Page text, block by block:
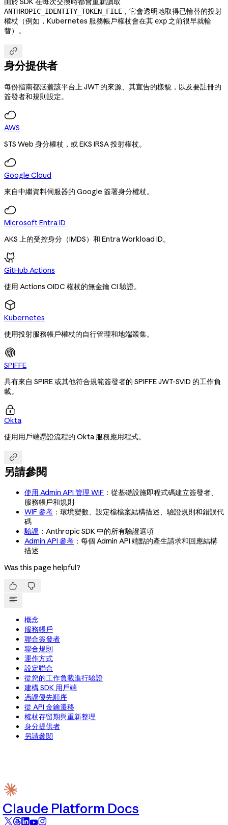
ANTHROPIC_IDENTITY_TOKEN_FILE ，它會透明地取得已輪替的投射
權杖（例如，Kubernetes 服務帳戶權杖會在其 exp 之前很早就輪
替）。

身分提供者
每份指南都涵蓋該平台上 JWT 的來源、其宣告的樣貌，以及要註冊的
簽發者和規則設定。
AWS
STS Web 身分權杖，或 EKS IRSA 投射權杖。
Google Cloud
來自中繼資料伺服器的 Google 簽署身分權杖。
Microsoft Entra ID
AKS 上的受控身分（IMDS）和 Entra Workload ID。
GitHub Actions
使用 Actions OIDC 權杖的無金鑰 CI 驗證。
Kubernetes
使用投射服務帳戶權杖的自行管理和地端叢集。
SPIFFE
具有來自 SPIRE 或其他符合規範簽發者的 SPIFFE JWT-SVID 的工作負
載。

Okta
使用用戶端憑證流程的 Okta 服務應用程式。

另請參閱
使用 Admin API 管理 WIF ：從基礎設施即程式碼建立簽發者、
服務帳戶和規則
WIF 參考 ：環境變數、設定檔檔案結構描述、驗證規則和錯誤代
碼
驗證 ：Anthropic SDK 中的所有驗證選項
Admin API 參考 ：每個 Admin API 端點的產生請求和回應結構
描述
Was this page helpful?
 
概念
服務帳戶
聯合簽發者
聯合規則
運作方式
設定聯合
從您的工作負載進行驗證
建構 SDK 用戶端
憑證優先順序
從 API 金鑰遷移
權杖存留期與重新整理
身分提供者
另請參閱
Claude Platform Docs